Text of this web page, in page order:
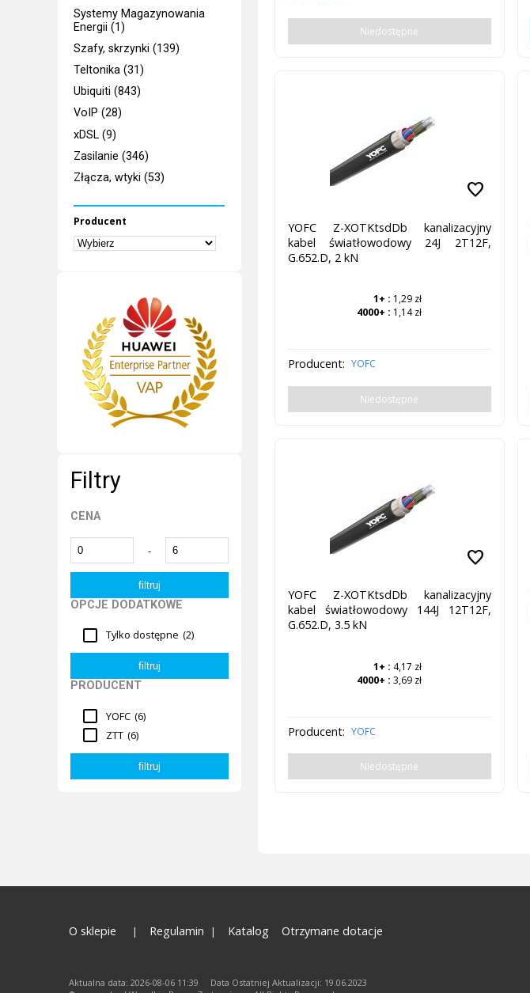
Systemy Magazynowania
Energii (1)
Szafy, skrzynki (139)
Teltonika (31)
Ubiquiti (843)
VoIP (28)
xDSL (9)
Zasilanie (346)
Złącza, wtyki (53)
Producent
Filtry
CENA
-
OPCJE DODATKOWE
Tylko dostępne (2)
PRODUCENT
YOFC (6)
ZTT (6)
Niedostępne
favorite
YOFC Z-XOTKtsdDb kanalizacyjny
kabel światłowodowy 24J 2T12F,
G.652.D, 2 kN
1+ : 1,29 zł
4000+ : 1,14 zł
Producent: YOFC
Niedostępne
favorite
YOFC Z-XOTKtsdDb kanalizacyjny
kabel światłowodowy 144J 12T12F,
G.652.D, 3.5 kN
1+ : 4,17 zł
4000+ : 3,69 zł
Producent: YOFC
Niedostępne
O sklepie Regulamin Katalog Otrzymane dotacje
Aktualna data: 2026-08-06 11:39 Data Ostatniej Aktualizacji: 19.06.2023